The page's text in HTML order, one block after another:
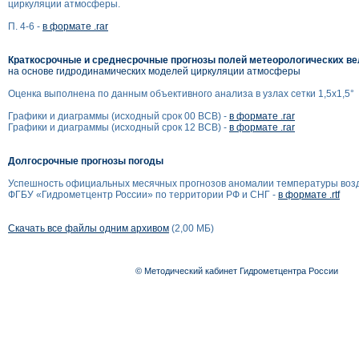
циркуляции атмосферы.
П. 4-6 - в формате .rar
Краткосрочные и среднесрочные прогнозы полей метеорологических
на основе гидродинамических моделей циркуляции атмосферы
Оценка выполнена по данным объективного анализа в узлах сетки 1,5x1,5°
Графики и диаграммы (исходный срок 00 ВСВ) - в формате .rar
Графики и диаграммы (исходный срок 12 ВСВ) - в формате .rar
Долгосрочные прогнозы погоды
Успешность официальных месячных прогнозов аномалии температуры
ФГБУ «Гидрометцентр России» по территории РФ и СНГ - в формате .rtf
Скачать все файлы одним архивом (2,00 МБ)
© Методический кабинет Гидрометцентра России